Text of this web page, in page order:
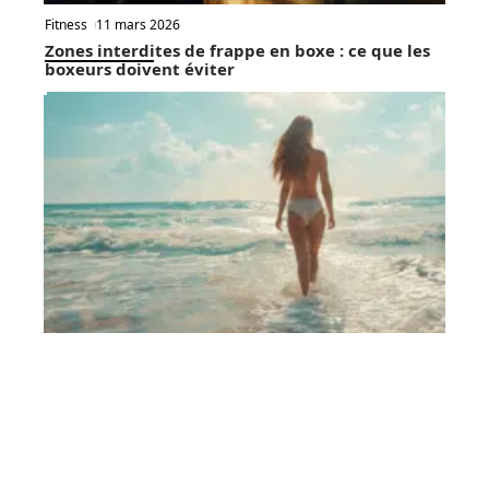
Fitness 11 mars 2026
Zones interdites de frappe en boxe : ce que les
boxeurs doivent éviter